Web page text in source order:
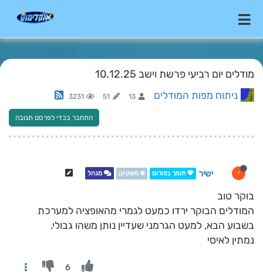
מודלים יום רביעי פרשת וישב 10.12.25
ניתוח מפות המודלים 13
51
3231
התחבר בכדי לפרסם תגובה
י ישיר 💖 תומך בפורום ❄️ משקיען מנהל
בוקר טוב
המודלים הבוקר ירדו כמעט לגמרי מהאופציה למערכת
בשבוע הבא, למעט הגרמני שעדיין נותן משהו גבולי.
נמתין לאיסי
6